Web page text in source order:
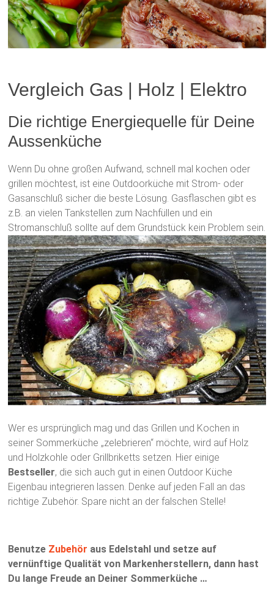
Vergleich Gas | Holz | Elektro
Die richtige Energiequelle für Deine
Aussenküche
Wenn Du ohne großen Aufwand, schnell mal kochen oder
grillen möchtest, ist eine Outdoorküche mit Strom- oder
Gasanschluß sicher die beste Lösung. Gasflaschen gibt es
z.B. an vielen Tankstellen zum Nachfüllen und ein
Stromanschluß sollte auf dem Grundstück kein Problem sein.
Wer es ursprünglich mag und das Grillen und Kochen in
seiner Sommerküche „zelebrieren“ möchte, wird auf Holz
und Holzkohle oder Grillbriketts setzen. Hier einige
Bestseller, die sich auch gut in einen Outdoor Küche
Eigenbau integrieren lassen. Denke auf jeden Fall an das
richtige Zubehör. Spare nicht an der falschen Stelle!
Benutze Zubehör aus Edelstahl und setze auf
vernünftige Qualität von Markenherstellern, dann hast
Du lange Freude an Deiner Sommerküche …